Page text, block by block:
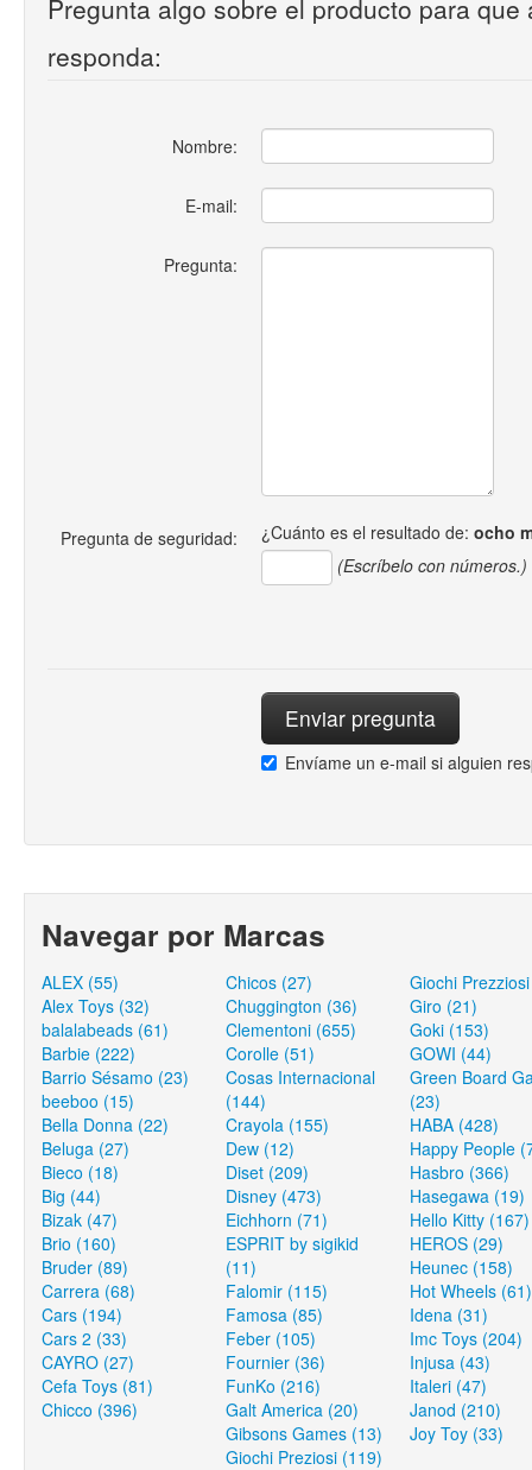
Pregunta algo sobre el producto para
responda:
Nombre:
E-mail:
Pregunta:
Pregunta de seguridad: ¿Cuánto es el resultado de: ocho
(Escríbelo con números.)
Envíame un e-mail si alguien
Navegar por Marcas
ALEX (55)
Alex Toys (32)
balalabeads (61)
Barbie (222)
Barrio Sésamo (23)
beeboo (15)
Bella Donna (22)
Beluga (27)
Bieco (18)
Big (44)
Bizak (47)
Brio (160)
Bruder (89)
Carrera (68)
Cars (194)
Cars 2 (33)
CAYRO (27)
Cefa Toys (81)
Chicco (396)
Chicos (27)
Chuggington (36)
Clementoni (655)
Corolle (51)
Cosas Internacional
(144)
Crayola (155)
Dew (12)
Diset (209)
Disney (473)
Eichhorn (71)
ESPRIT by sigikid
(11)
Falomir (115)
Famosa (85)
Feber (105)
Fournier (36)
FunKo (216)
Galt America (20)
Gibsons Games (13)
Giochi Preziosi (119)
Giochi
Giro (21)
Goki (153)
GOWI (44)
Green Board
(23)
HABA (428)
Happy People
Hasbro (366)
Hasegawa (19)
Hello Kitty (167)
HEROS (29)
Heunec (158)
Hot Wheels (61)
Idena (31)
Imc Toys (204)
Injusa (43)
Italeri (47)
Janod (210)
Joy Toy (33)